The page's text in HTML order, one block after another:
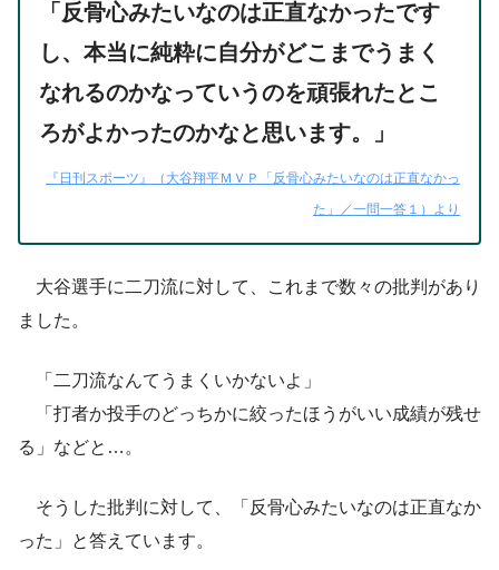
「反骨心みたいなのは正直なかったです
し、本当に純粋に自分がどこまでうまく
なれるのかなっていうのを頑張れたとこ
ろがよかったのかなと思います。」
『日刊スポーツ』（大谷翔平ＭＶＰ「反骨心みたいなのは正直なかっ
た」／一問一答１）より
大谷選手に二刀流に対して、これまで数々の批判があり
ました。
「二刀流なんてうまくいかないよ」
「打者か投手のどっちかに絞ったほうがいい成績が残せ
る」などと…。
そうした批判に対して、「反骨心みたいなのは正直なか
った」と答えています。